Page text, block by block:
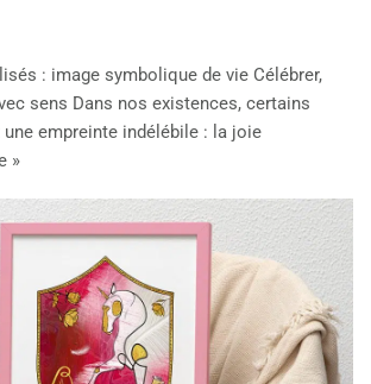
: image symbolique de vie Célébrer,
sens Dans nos existences, certains
empreinte indélébile : la joie
»